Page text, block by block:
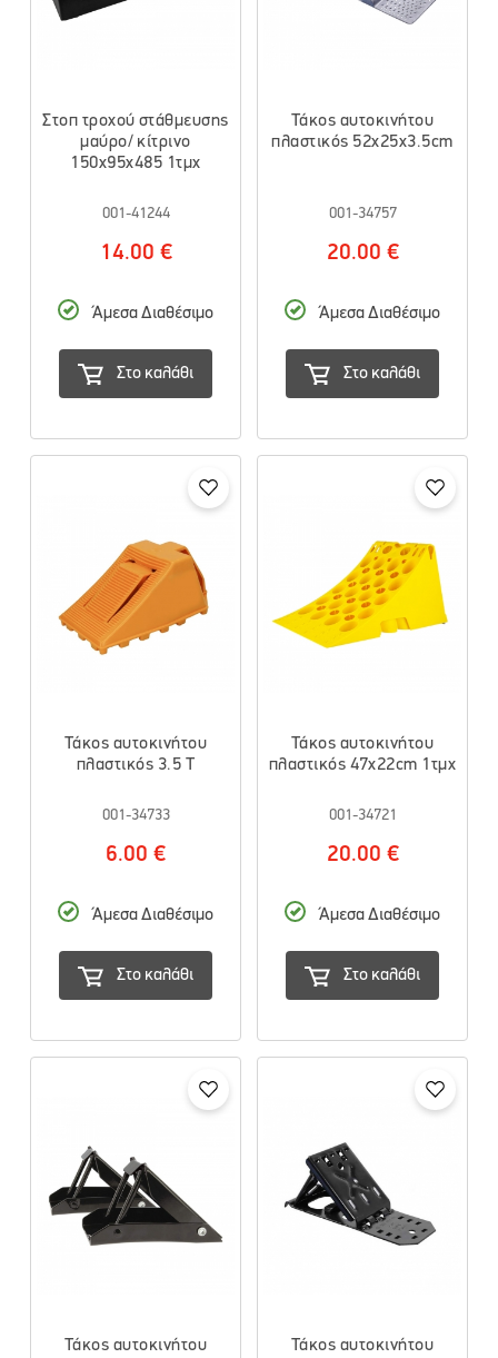
Στοπ τροχού στάθμευσης
μαύρο/ κίτρινο
150x95x485 1τμχ
001-41244
14.00 €
Άμεσα Διαθέσιμο
Στο καλάθι
Τάκος αυτοκινήτου
πλαστικός 52x25x3.5cm
001-34757
20.00 €
Άμεσα Διαθέσιμο
Στο καλάθι
Τάκος αυτοκινήτου
πλαστικός 3.5 Τ
001-34733
6.00 €
Άμεσα Διαθέσιμο
Στο καλάθι
Τάκος αυτοκινήτου
πλαστικός 47x22cm 1τμχ
001-34721
20.00 €
Άμεσα Διαθέσιμο
Στο καλάθι
Τάκος αυτοκινήτου Τάκος αυτοκινήτου